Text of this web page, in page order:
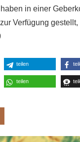
in einer
Verfügung
teilen
teilen